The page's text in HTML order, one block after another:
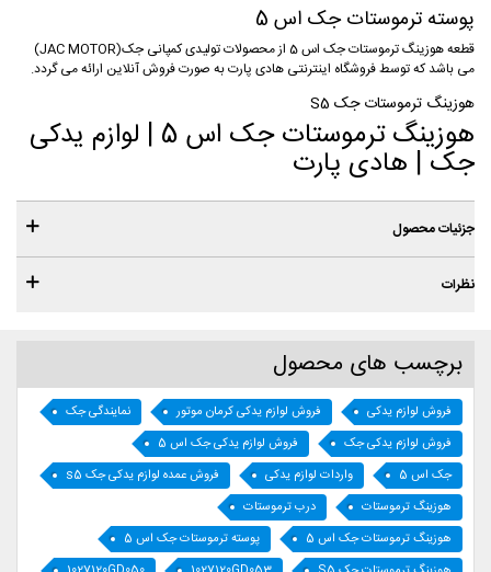
پوسته ترموستات جک اس 5
قطعه هوزینگ ترموستات جک اس 5 از محصولات تولیدی کمپانی جک(JAC MOTOR)
می باشد که توسط فروشگاه اینترنتی هادی پارت به صورت فروش آنلاین ارائه می گردد.
هوزینگ ترموستات جک S5
هوزینگ ترموستات جک اس 5 | لوازم یدکی
جک | هادی پارت
جزئیات محصول
نظرات
برچسب های محصول
فروش لوازم یدکی فروش لوازم یدکی کرمان موتور
نمایندگی جک
فروش لوازم یدکی جک
فروش لوازم یدکی جک اس 5
جک اس 5
واردات لوازم یدکی
فروش عمده لوازم یدکی جک s5
هوزینگ ترموستات
درب ترموستات
هوزینگ ترموستات جک اس 5
پوسته ترموستات جک اس 5